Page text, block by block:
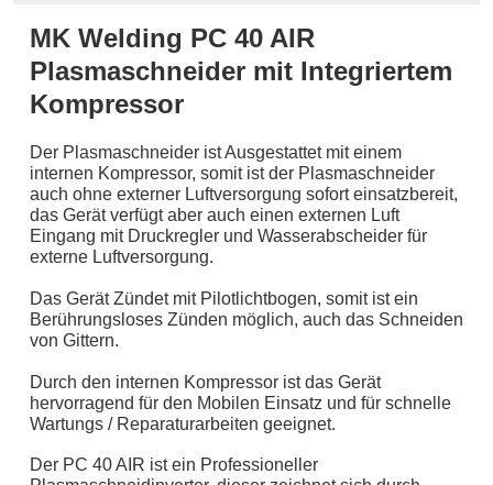
MK Welding PC 40 AIR
Plasmaschneider mit Integriertem
Kompressor
Der Plasmaschneider ist Ausgestattet mit einem
internen Kompressor, somit ist der Plasmaschneider
auch ohne externer Luftversorgung sofort einsatzbereit,
das Gerät verfügt aber auch einen externen Luft
Eingang mit Druckregler und Wasserabscheider für
externe Luftversorgung.
Das Gerät Zündet mit Pilotlichtbogen, somit ist ein
Berührungsloses Zünden möglich, auch das Schneiden
von Gittern.
Durch den internen Kompressor ist das Gerät
hervorragend für den Mobilen Einsatz und für schnelle
Wartungs / Reparaturarbeiten geeignet.
Der PC 40 AIR ist ein Professioneller